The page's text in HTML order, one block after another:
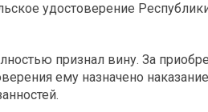
удостоверение
признал вину. За
ему назначено